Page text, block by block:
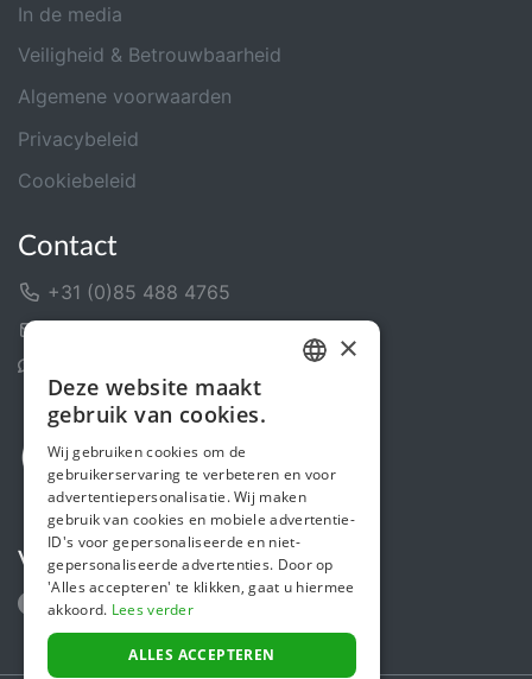
In de media
Veiligheid & Betrouwbaarheid
Algemene voorwaarden
Privacybeleid
Cookiebeleid
Contact
+31 (0)85 488 4765
Volg ons
ENGLISH
×
Deze website maakt
gebruik van cookies.
Wij gebruiken cookies om de
gebruikerservaring te verbeteren en voor
advertentiepersonalisatie. Wij maken
gebruik van cookies en mobiele advertentie-
ID's voor gepersonaliseerde en niet-
gepersonaliseerde advertenties. Door op
'Alles accepteren' te klikken, gaat u hiermee
akkoord. Lees verder
ALLES ACCEPTEREN